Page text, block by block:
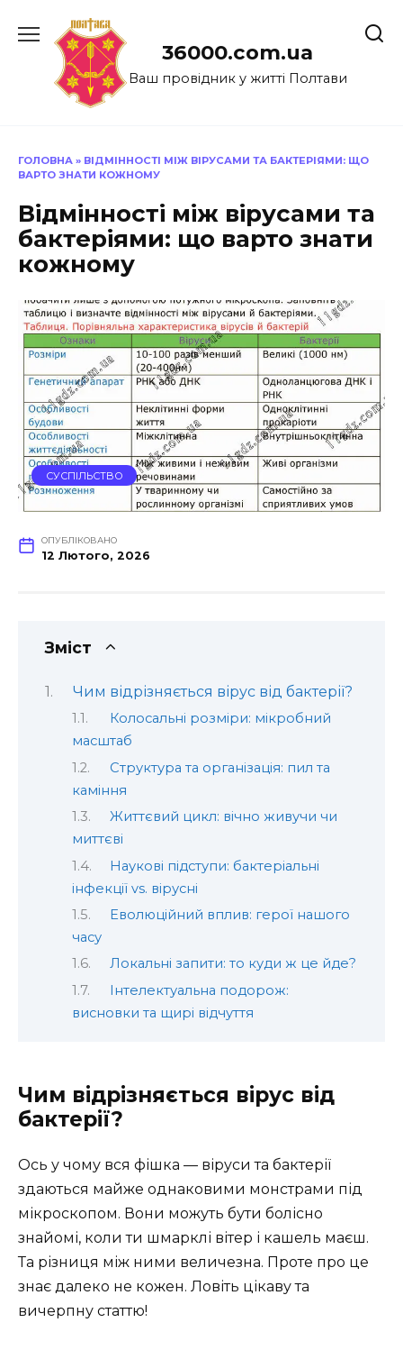
до
36000.com.ua
Ваш провідник у житті Полтави
ГОЛОВНА » ВІДМІННОСТІ МІЖ ВІРУСАМИ ТА БАКТЕРІЯМИ: ЩО
ВАРТО ЗНАТИ КОЖНОМУ
Відмінності між вірусами та
бактеріями: що варто знати
кожному
СУСПІЛЬСТВО
ОПУБЛІКОВАНО
12 Лютого, 2026
Зміст
Чим відрізняється вірус від бактерії?
Колосальні розміри: мікробний
масштаб
Структура та організація: пил та
каміння
Життєвий цикл: вічно живучи чи
миттєві
Наукові підступи: бактеріальні
інфекції vs. вірусні
Еволюційний вплив: герої нашого
часу
Локальні запити: то куди ж це йде?
Інтелектуальна подорож:
висновки та щирі відчуття
Чим відрізняється вірус від
бактерії?
Ось у чому вся фішка — віруси та бактерії
здаються майже однаковими монстрами під
мікроскопом. Вони можуть бути болісно
знайомі, коли ти шмарклі вітер і кашель маєш.
Та різниця між ними величезна. Проте про це
знає далеко не кожен. Ловіть цікаву та
вичерпну статтю!